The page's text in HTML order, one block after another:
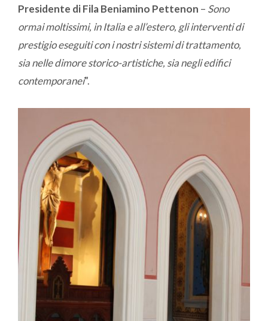
Presidente di Fila Beniamino Pettenon – Sono
ormai moltissimi, in Italia e all’estero, gli interventi di
prestigio eseguiti con i nostri sistemi di trattamento,
sia nelle dimore storico-artistiche, sia negli edifici
contemporanei”.